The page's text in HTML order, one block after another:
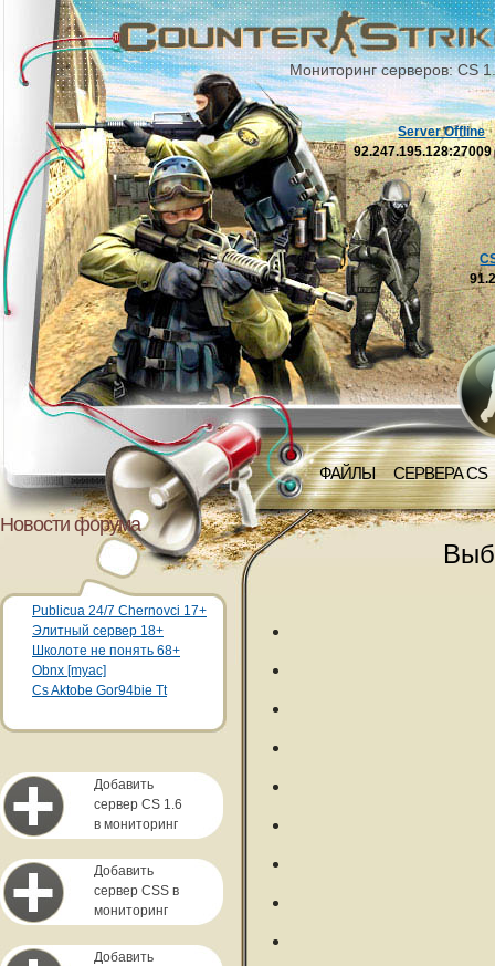
Мониторинг серверов: CS
ФАЙЛЫ СЕРВЕРА CS
Server Offline
92.247.195.128:27009
Новости форума
Publicua 24/7 Chernovci 17+
Элитный сервер 18+
Школоте не понять 68+
Obnx [myac]
Cs Aktobe Gor94bie Tt
Добавить
сервер CS 1.6
в мониторинг
Добавить
сервер CSS в
мониторинг
Добавить